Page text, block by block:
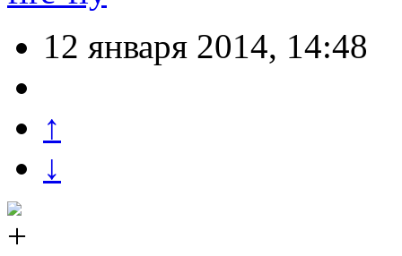
12 января 2014, 14:48
↑
↓